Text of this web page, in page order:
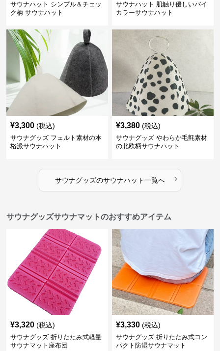
サウナハット シンプル＆チェッ
ク柄 サウナハット
サウナハット 肌触り優しいバイ
カラーサウナハット
¥3,300 (税込)
サウナグッズ フェルト素材の本
格派サウナハット
¥3,380 (税込)
サウナグッズ やわらか毛氈素材
の北欧柄サウナハット
サウナグッズのサウナハット一覧へ ›
サウナグッズサウナマットのおすすめアイテム
¥3,320 (税込)
サウナグッズ 折りたたみ式軽量
サウナマット座布団
¥3,330 (税込)
サウナグッズ 折りたたみ式コン
パクト防湿サウナマット